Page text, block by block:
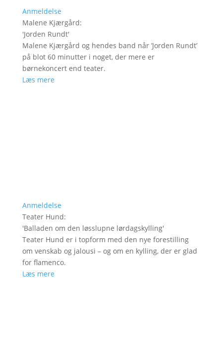
Anmeldelse
Malene Kjærgård:
'Jorden Rundt'
Malene Kjærgård og hendes band når ’Jorden Rundt’
på blot 60 minutter i noget, der mere er
børnekoncert end teater.
Læs mere
Anmeldelse
Teater Hund:
'Balladen om den løsslupne lørdagskylling'
Teater Hund er i topform med den nye forestilling
om venskab og jalousi – og om en kylling, der er glad
for flamenco.
Læs mere